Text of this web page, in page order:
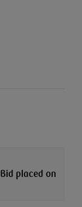
Bid placed on